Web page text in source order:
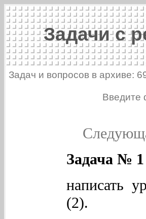
Задачи с
Задач и вопросов в архиве:
Введите
Задача № 1
написать
(2).